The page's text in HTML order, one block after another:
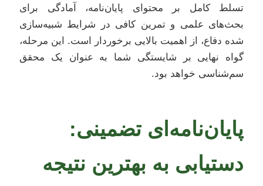
تسلط کامل بر محتوای پایان‌نامه، آمادگی برای
بحث‌های علمی و تمرین کافی در شرایط شبیه‌سازی
شده دفاع، از اهمیت بالایی برخوردار است. این مرحله،
گواه نهایی بر شایستگی شما به عنوان یک محقق
سم‌شناسی خواهد بود.
پایان‌نامه‌ای تضمینی:
دستیابی به بهترین نتیجه